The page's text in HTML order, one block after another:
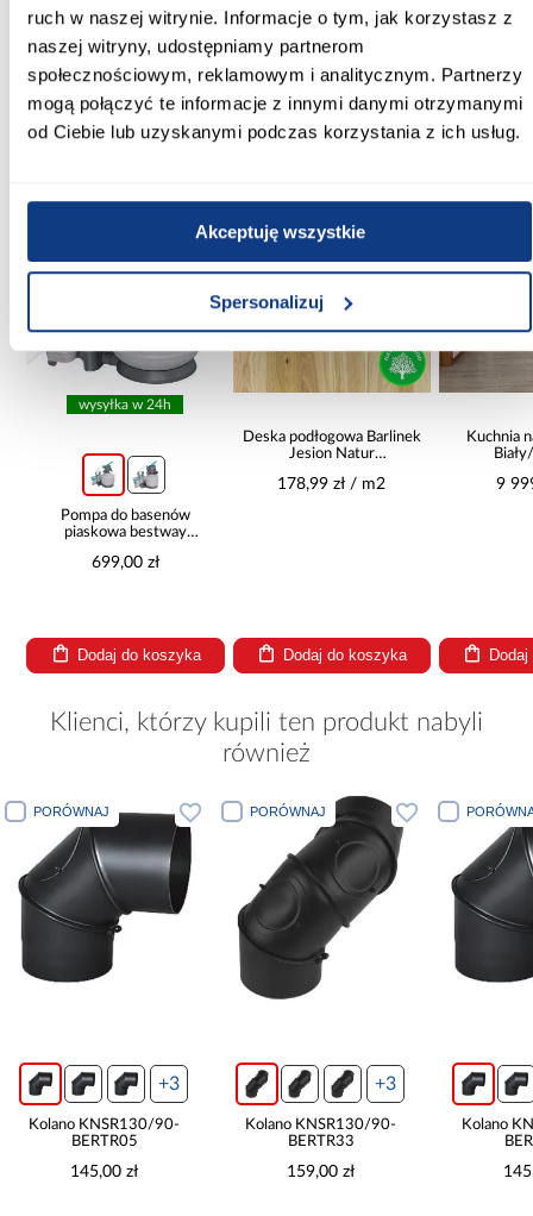
ruch w naszej witrynie. Informacje o tym, jak korzystasz z
naszej witryny, udostępniamy partnerom
społecznościowym, reklamowym i analitycznym. Partnerzy
mogą połączyć te informacje z innymi danymi otrzymanymi
od Ciebie lub uzyskanymi podczas korzystania z ich usług.
Akceptuję wszystkie
Spersonalizuj
blacha czarna gatunek DC01
wysyłka w 24h
Pompa do basenów
piaskowa bestway
699,00 zł
Dodaj do koszyka
Deska podłogowa Barlinek
Jesion Natur
178,99 zł / m2
Dodaj do koszyka
Kuchnia
9
Klienci, którzy kupili ten produkt nabyli
również
PORÓWNAJ
+3
Kolano KNSR130/90-
BERTR05
145,00 zł
PORÓWNAJ
+3
Kolano KNSR130/90-
BERTR33
159,00 zł
Kolano